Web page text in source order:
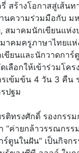
รี่ สร้างโอกาสสู่เส้นท
นความร่วมมือกับ ม
มาคมนักเขียนแห่ง
าคมครูภาษาไทยแห่
ขียนและนักวาดการ์
ลือกให้เข้าร่วมโคร
รเข้มข้น 4 วัน 3 คืน
ปฐม
ติทรงศักดิ์ รองกรรม
ค่ายกล้าวรรณกรรม
ตูนในฝัน” เป็นกิจกร